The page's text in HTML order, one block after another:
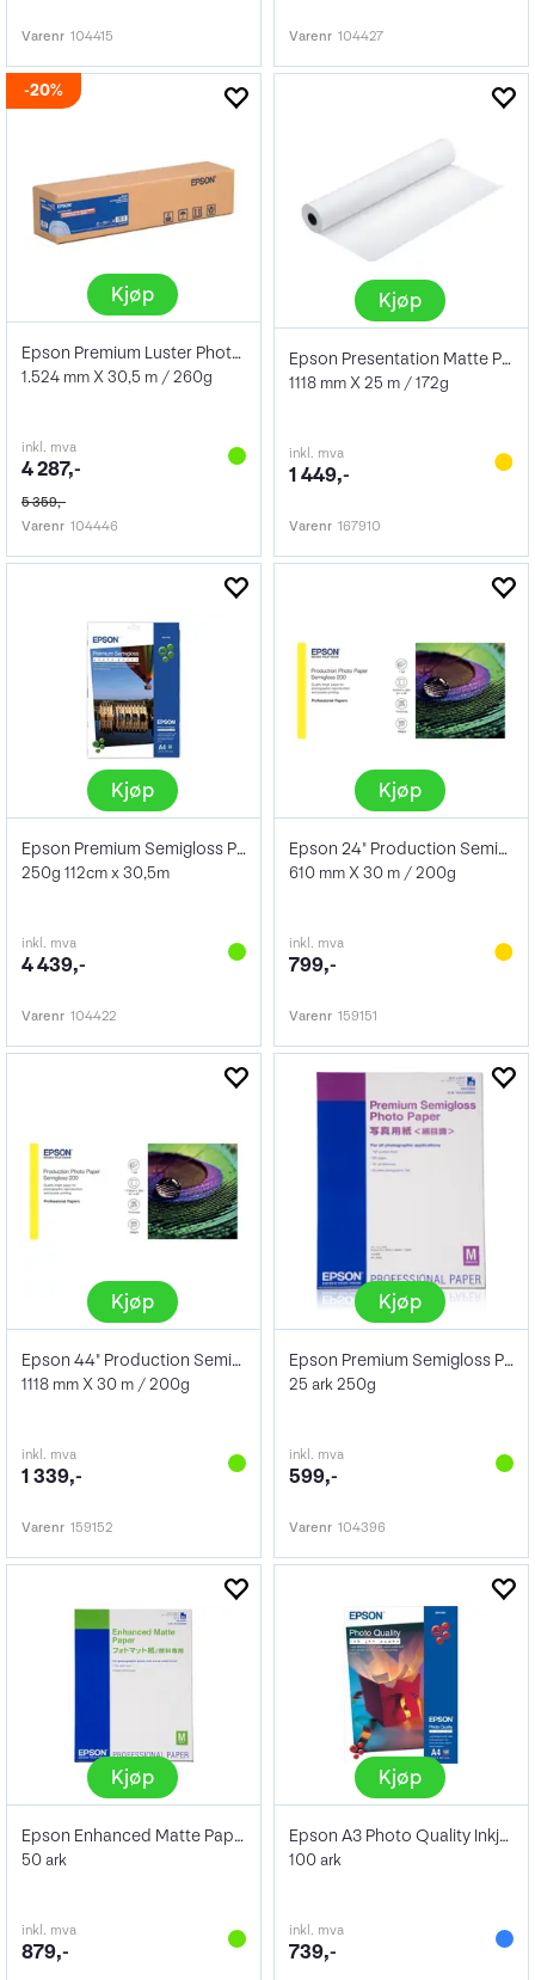
Varenr 104415 Varenr 104427
20%
Kjøp
Epson Premium Luster Photo Paper 60"
1.524 mm X 30,5 m / 260g
inkl. mva
4 287,-
5 359,-
Varenr 104446
Kjøp
Epson Presentation Matte Paper 44"
1118 mm X 25 m / 172g
inkl. mva
1 449,-
Varenr 167910
Kjøp
Epson Premium Semigloss Photo Paper 44"
250g 112cm x 30,5m
inkl. mva
4 439,-
Varenr 104422
Kjøp
Epson 24" Production Semigloss Photo
610 mm X 30 m / 200g
inkl. mva
799,-
Varenr 159151
Kjøp
Epson 44" Production Semigloss Photo
1118 mm X 30 m / 200g
inkl. mva
1 339,-
Varenr 159152
Kjøp
Epson Premium Semigloss Photo Paper A2
25 ark 250g
inkl. mva
599,-
Varenr 104396
Kjøp
Epson Enhanced Matte Paper A2 192g
50 ark
inkl. mva
879,-
Kjøp
Epson A3 Photo Quality Inkjet Paper 104g
100 ark
inkl. mva
739,-